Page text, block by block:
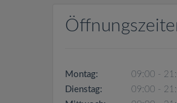
Montag:
09:00 -
Dienstag:
09:00 -